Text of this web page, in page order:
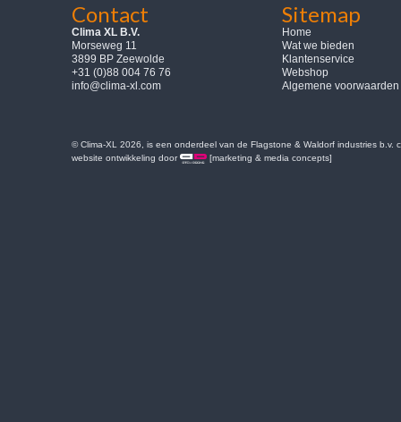
Contact
Clima XL B.V.
Morseweg 11
3899 BP Zeewolde
+31 (0)88 004 76 76
info@clima-xl.com
Sitemap
Home
Wat we bieden
Klantenservice
Webshop
Algemene voorwaarden
© Clima-XL 2026, is een onderdeel van de Flagstone & Waldorf industries b.v.
website ontwikkeling door
[marketing & media concepts]